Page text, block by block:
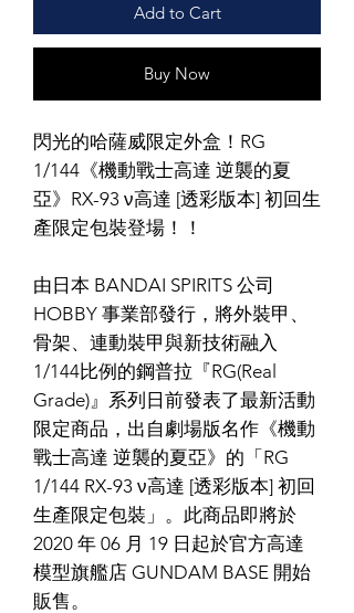
Add to Cart
Buy Now
閃光的哈薩威限定外盒！RG
1/144《機動戰士高達 逆襲的夏
亞》RX-93 ν高達 [透彩版本] 初回生
產限定包裝登場！！
由日本 BANDAI SPIRITS 公司
HOBBY 事業部發行，將外裝甲、
骨架、連動裝甲與新技術融入
1/144比例的鋼普拉『RG(Real
Grade)』系列日前發表了最新活動
限定商品，出自劇場版名作《機動
戰士高達 逆襲的夏亞》的「RG
1/144 RX-93 ν高達 [透彩版本] 初回
生產限定包裝」。此商品即將於
2020 年 06 月 19 日起於官方高達
模型旗艦店 GUNDAM BASE 開始
販售。